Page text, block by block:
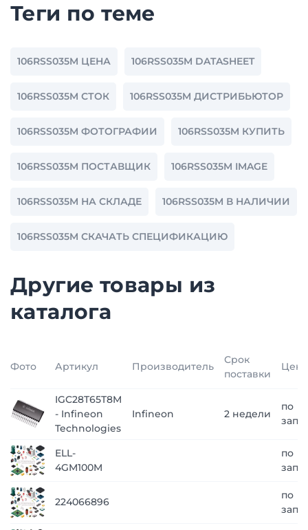
Теги по теме
106RSS035M ЦЕНА 106RSS035M DATASHEET
106RSS035M СТОК 106RSS035M ДИСТРИБЬЮТОР
106RSS035M ФОТОГРАФИИ 106RSS035M КУПИТЬ
106RSS035M ПОСТАВЩИК 106RSS035M IMAGE
106RSS035M НА СКЛАДЕ 106RSS035M В НАЛИЧИИ
106RSS035M СКАЧАТЬ СПЕЦИФИКАЦИЮ
Другие товары из
каталога
Фото Артикул Производитель
Срок
поставки
Цена
IGC28T65T8M
- Infineon
Technologies
Infineon 2 недели
по
ELL-
4GM100M
по
224066896
по